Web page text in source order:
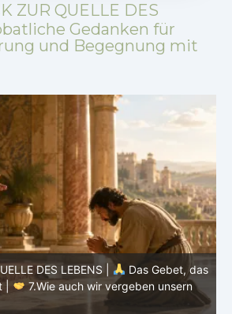
ZUR QUELLE DES
Gedanken für
und Begegnung mit
DES LEBENS |
Das Gebet, das
|
7.Wie auch wir vergeben unsern